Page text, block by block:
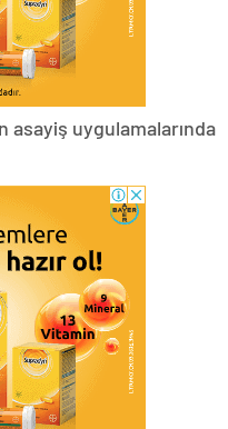
asayiş uygulamalarında